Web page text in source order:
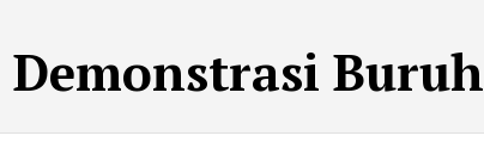
Demonstrasi Buruh